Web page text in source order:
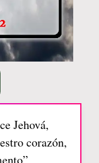
Jehová,
corazón,